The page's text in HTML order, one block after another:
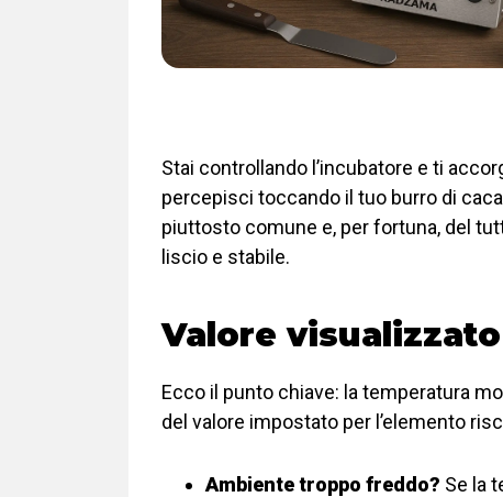
Stai controllando l’incubatore e ti
percepisci toccando il tuo burro di
piuttosto comune e, per fortuna, del
liscio e stabile.
Valore
Ecco il punto chiave: la temperatura
del valore impostato per l’elemento
Ambiente troppo freddo? Se la